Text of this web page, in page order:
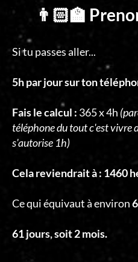
👨🏻‍🏫
Si tu passes aller...
5h par jour sur ton
Fais le calcul : 365 x 4h
téléphone du tout c'est vivre
s'autorise 1h)
Cela reviendrait à : 1460
Ce qui équivaut à environ
61 jours, soit 2 mois.